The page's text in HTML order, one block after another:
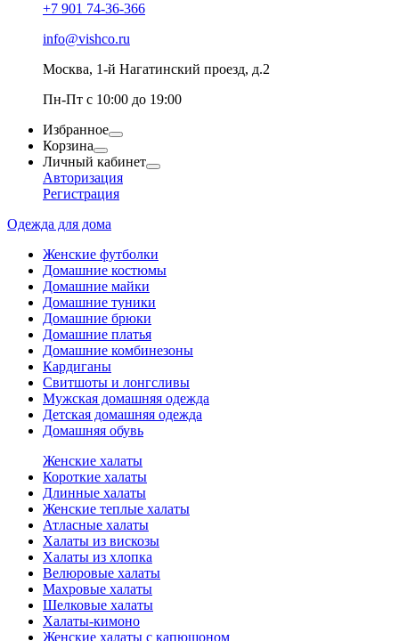
+7 901 74-36-366
info@vishco.ru
Москва, 1-й Нагатинский проезд, д.2
Пн-Пт с 10:00 до 19:00
Избранное
Корзина
Личный кабинет
Авторизация
Регистрация
Одежда для дома
Женские футболки
Домашние костюмы
Домашние майки
Домашние туники
Домашние брюки
Домашние платья
Домашние комбинезоны
Кардиганы
Свитшоты и лонгсливы
Мужская домашняя одежда
Детская домашняя одежда
Домашняя обувь
Женские халаты
Короткие халаты
Длинные халаты
Женские теплые халаты
Атласные халаты
Халаты из вискозы
Халаты из хлопка
Велюровые халаты
Махровые халаты
Шелковые халаты
Халаты-кимоно
Женские халаты с капюшоном